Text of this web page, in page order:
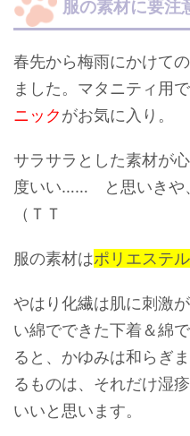
服の素材に要注
春先から梅雨にかけて
ました。マタニティ用で
ニックがお気に入り。
サラサラとした素材が
度いい…… と思いきや
（ＴＴ
服の素材はポリエステル
やはり化繊は肌に刺激
い綿でできた下着＆綿
ると、かゆみは和らぎ
るものは、それだけ湿
いいと思います。